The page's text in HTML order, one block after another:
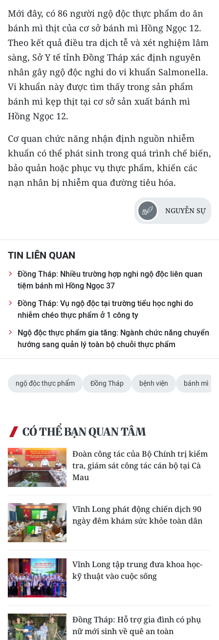
CÁC CHUYÊN TRANG
VỀ BÁO NHÂN DÂN
THỜI NAY
NHÂN DÂN CUỐI TUẦN
MUA BÁO
ĐỌC BÁO IN
FRANÇAIS
РУССКИЙ
ESPAÑOL
Mới đây, có 86 người ngộ độc thực phẩm do ăn
bánh mì thịt của cơ sở bánh mì Hồng Ngọc 12.
Theo kết quả điều tra dịch tễ và xét nghiệm lâm
sàng, Sở Y tế tỉnh Đồng Tháp xác định nguyên
nhân gây ngộ độc nghi do vi khuẩn Salmonella.
Vi khuẩn này được tìm thấy trong sản phẩm
bánh mì kẹp thịt tại cơ sở sản xuất bánh mì
Hồng Ngọc 12.
Cơ quan chức năng nhận định nguồn nhiễm
khuẩn có thể phát sinh trong quá trình chế biến,
bảo quản hoặc phục vụ thực phẩm, khiến các
nạn nhân bị nhiễm qua đường tiêu hóa.
NGUYỄN SỰ
TIN LIÊN QUAN
Đồng Tháp: Nhiều trường hợp nghi ngộ độc liên quan
tiệm bánh mì Hồng Ngọc 37
Đồng Tháp: Vụ ngộ độc tại trường tiểu học nghi do
nhiễm chéo thực phẩm ở 1 công ty
Ngộ độc thực phẩm gia tăng: Ngành chức năng chuyển
hướng sang quản lý toàn bộ chuỗi thực phẩm
ngộ độc thực phẩm Đồng Tháp bệnh viện bánh mì
CÓ THỂ BẠN QUAN TÂM
Đoàn công tác của Bộ Chính trị kiểm
tra, giám sát công tác cán bộ tại Cà
Mau
Vĩnh Long phát động chiến dịch 90
ngày đêm khám sức khỏe toàn dân
Vĩnh Long tập trung đưa khoa học-
kỹ thuật vào cuộc sống
Đồng Tháp: Hỗ trợ gia đình có phụ
nữ mới sinh về quê an toàn